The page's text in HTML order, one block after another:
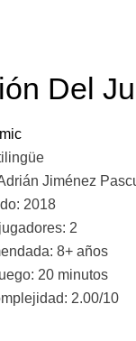
Del
Jiménez
2018
2
8+ años
20 minutos
2.00/10